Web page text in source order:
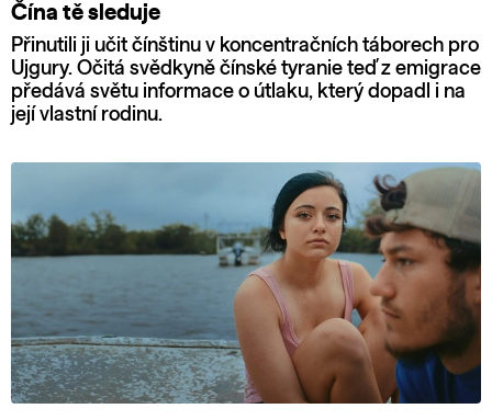
Čína tě sleduje
Přinutili ji učit čínštinu v koncentračních táborech pro
Ujgury. Očitá svědkyně čínské tyranie teď z emigrace
předává světu informace o útlaku, který dopadl i na
její vlastní rodinu.